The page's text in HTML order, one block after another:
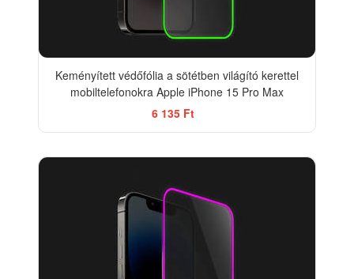
Keményített védőfólia a sötétben világító kerettel
mobiltelefonokra Apple iPhone 15 Pro Max
6 135 Ft